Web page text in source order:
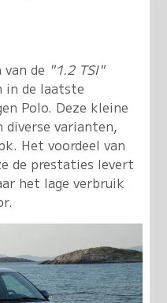
de "1.2 TSI"
in de laatste
Polo. Deze kleine
varianten,
Het voordeel van
de prestaties levert
het lage verbruik